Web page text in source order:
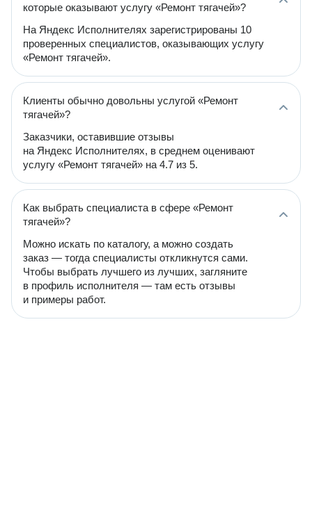
которые оказывают услугу «Ремонт тягачей»?
На Яндекс Исполнителях зарегистрированы 10
проверенных специалистов, оказывающих услугу
«Ремонт тягачей».
Клиенты обычно довольны услугой «Ремонт
тягачей»?
Заказчики, оставившие отзывы
на Яндекс Исполнителях, в среднем оценивают
услугу «Ремонт тягачей» на 4.7 из 5.
Как выбрать специалиста в сфере «Ремонт
тягачей»?
Можно искать по каталогу, а можно создать
заказ — тогда специалисты откликнутся сами.
Чтобы выбрать лучшего из лучших, загляните
в профиль исполнителя — там есть отзывы
и примеры работ.